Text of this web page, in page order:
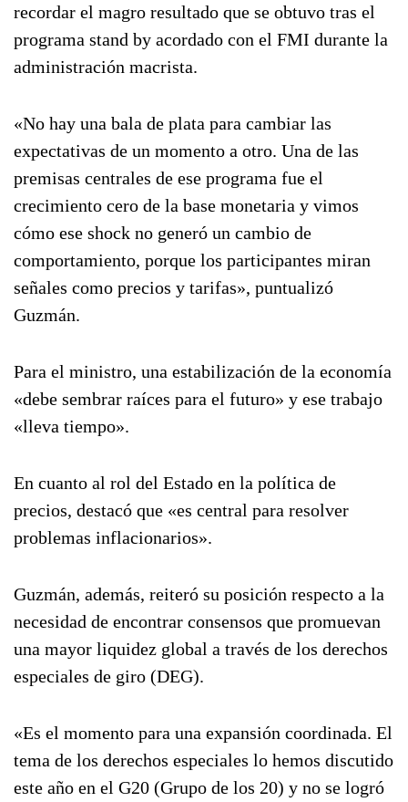
recordar el magro resultado que se obtuvo tras el
programa stand by acordado con el FMI durante la
administración macrista.
«No hay una bala de plata para cambiar las
expectativas de un momento a otro. Una de las
premisas centrales de ese programa fue el
crecimiento cero de la base monetaria y vimos
cómo ese shock no generó un cambio de
comportamiento, porque los participantes miran
señales como precios y tarifas», puntualizó
Guzmán.
Para el ministro, una estabilización de la economía
«debe sembrar raíces para el futuro» y ese trabajo
«lleva tiempo».
En cuanto al rol del Estado en la política de
precios, destacó que «es central para resolver
problemas inflacionarios».
Guzmán, además, reiteró su posición respecto a la
necesidad de encontrar consensos que promuevan
una mayor liquidez global a través de los derechos
especiales de giro (DEG).
«Es el momento para una expansión coordinada. El
tema de los derechos especiales lo hemos discutido
este año en el G20 (Grupo de los 20) y no se logró